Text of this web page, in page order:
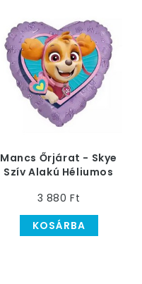
Mancs Őrjárat - Skye
Szív Alakú Héliumos
3 880 Ft
KOSÁRBA